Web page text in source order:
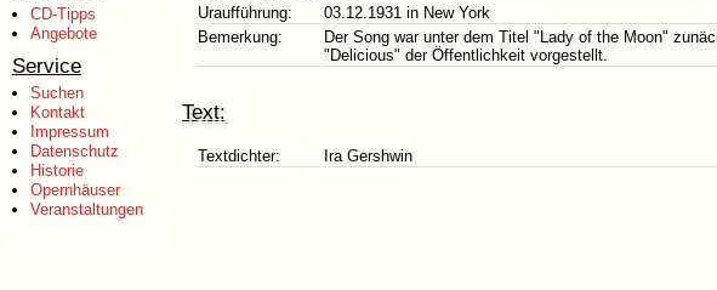
CD-Tipps
Angebote
Service
Suchen
Kontakt
Impressum
Datenschutz
Historie
Opernhäuser
Veranstaltungen
Uraufführung:
03.12.1931 in New York
Bemerkung:
Der Song war unter dem Titel "Lady of the Moon"
"Delicious" der Öffentlichkeit vorgestellt.
Text:
Textdichter:
Ira Gershwin